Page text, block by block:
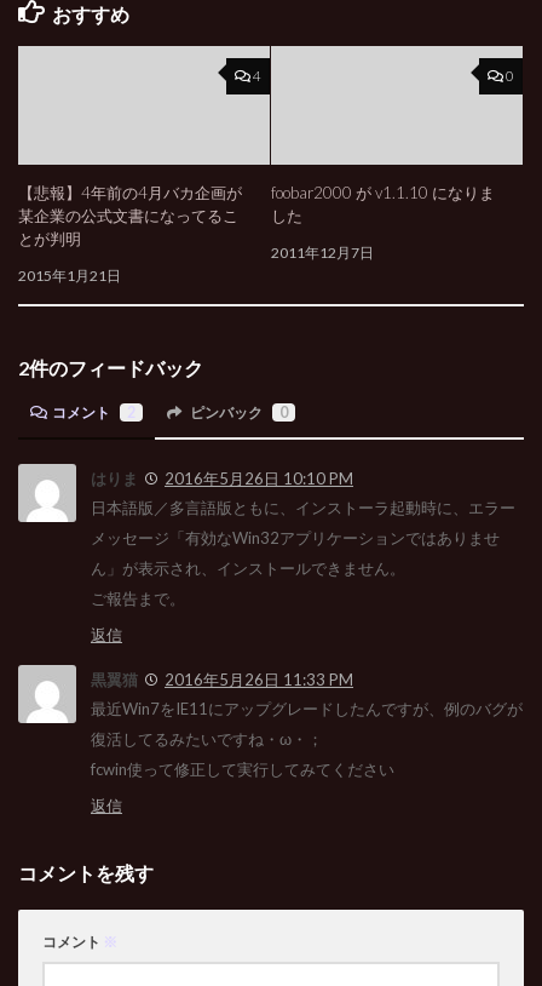
おすすめ
4
【悲報】4年前の4月バカ企画が
某企業の公式文書になってるこ
とが判明
2015年1月21日
0
foobar2000 が v1.1.10 になりま
した
2011年12月7日
2件のフィードバック
コメント ピンバック 0
はりま
2016年5月26日 10:10 PM
日本語版／多言語版ともに、インストーラ起動時に、エラー
メッセージ「有効なWin32アプリケーションではありませ
ん」が表示され、インストールできません。
ご報告まで。
返信
黒翼猫
2016年5月26日 11:33 PM
最近Win7をIE11にアップグレードしたんですが、例のバグが
復活してるみたいですね・ω・；
fcwin使って修正して実行してみてください
返信
コメントを残す
コメント ※